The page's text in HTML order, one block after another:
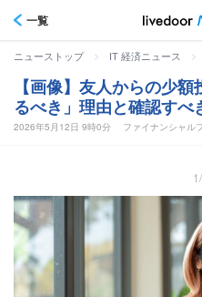
一覧
ニューストップ > IT 経済ニュース >
【画像】友人からの少
るべき」理由と確認すべ
2026年5月12日 9時0分 ファイナンシャル